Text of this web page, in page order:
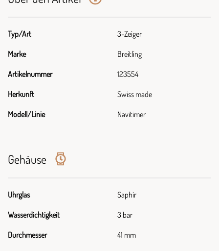
Typ/Art 3-Zeiger
Marke Breitling
Artikelnummer 123554
Herkunft Swiss made
Modell/Linie Navitimer
Gehäuse
Uhrglas Saphir
Wasserdichtigkeit 3 bar
Durchmesser 41 mm